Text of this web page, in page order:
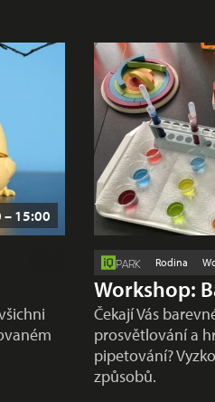
– 15:00
PARK Rodina
Workshop:
Čekají Vás
prosvětlování a
pipetování?
způsobů.